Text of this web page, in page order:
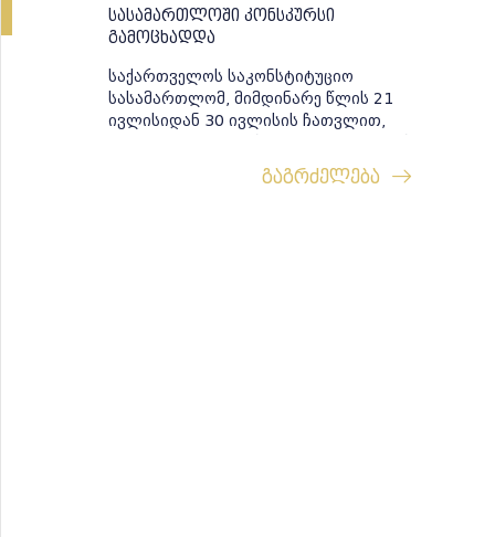
სასამართლოში კონსკურსი
გამოცხადდა
საქართველოს საკონსტიტუციო
სასამართლომ, მიმდინარე წლის 21
ივლისიდან 30 ივლისის ჩათვლით,
შემდეგ ვაკანსიებზე: სამართლებრივი
უზრუნველყოფისა და კვლ...
გაგრძელება